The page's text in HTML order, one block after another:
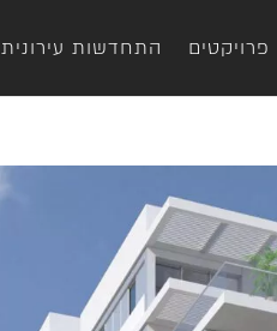
פרויקטים התחדשות עירונית